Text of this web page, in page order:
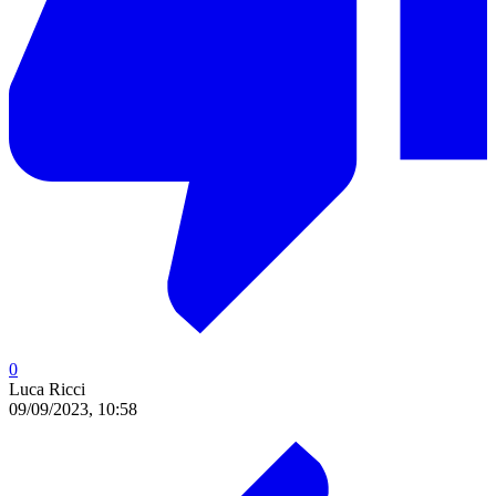
0
Luca Ricci
09/09/2023, 10:58